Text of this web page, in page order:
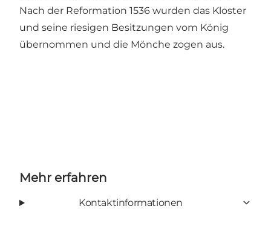
Nach der Reformation 1536 wurden das Kloster
und seine riesigen Besitzungen vom König
übernommen und die Mönche zogen aus.
Mehr erfahren
Kontaktinformationen